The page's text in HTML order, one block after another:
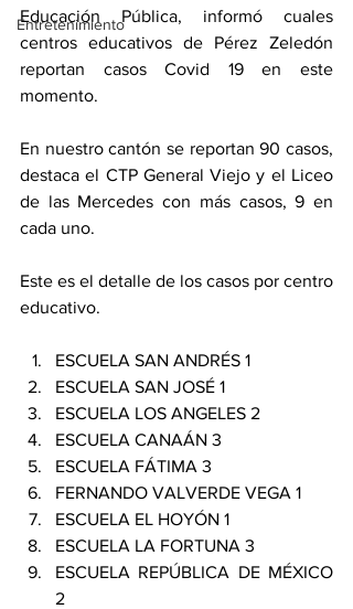
Entretenimiento
Educación Pública, informó cuales
centros educativos de Pérez Zeledón
reportan casos Covid 19 en este
momento.
En nuestro cantón se reportan 90 casos,
destaca el CTP General Viejo y el Liceo
de las Mercedes con más casos, 9 en
cada uno.
Este es el detalle de los casos por centro
educativo.
ESCUELA SAN ANDRÉS 1
ESCUELA SAN JOSÉ 1
ESCUELA LOS ANGELES 2
ESCUELA CANAÁN 3
ESCUELA FÁTIMA 3
FERNANDO VALVERDE VEGA 1
ESCUELA EL HOYÓN 1
ESCUELA LA FORTUNA 3
ESCUELA REPÚBLICA DE MÉXICO
2